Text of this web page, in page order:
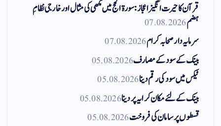
قرآن کا حیرت انگیز اعجاز: سورۃ الحج میں مکھی کی مثال اور خارجی نظامِ
ہضم07.08.2026
سرمایہ دار صحابہ کرام07.08.2026
بینک کے سود کے مصارف05.08.2026
ٹیکس میں سود کی رقم دینا05.08.2026
بینک کے لئے مکان کرایہ پر دینا05.08.2026
قسطوں پر سامان کی فروخت05.08.2026